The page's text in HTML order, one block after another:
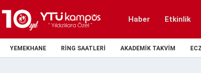
Haber Etkinlik
YEMEKHANE RING SAATLERI AKADEMIK TAKVIM